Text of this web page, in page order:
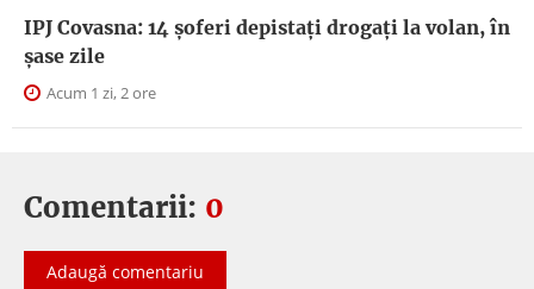
IPJ Covasna: 14 șoferi depistați drogați la volan, în
șase zile
Acum 1 zi, 2 ore
Comentarii: 0
Adaugă comentariu